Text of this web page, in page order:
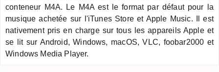
conteneur M4A. Le M4A est le format par défaut pour la
musique achetée sur l'iTunes Store et Apple Music. Il est
nativement pris en charge sur tous les appareils Apple et
se lit sur Android, Windows, macOS, VLC, foobar2000 et
Windows Media Player.